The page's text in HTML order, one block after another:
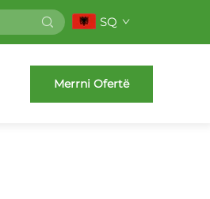
SQ
Merrni Ofertë